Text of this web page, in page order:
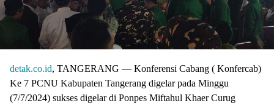
detak.co.id, TANGERANG — Konferensi Cabang ( Konfercab)
Ke 7 PCNU Kabupaten Tangerang digelar pada Minggu
(7/7/2024) sukses digelar di Ponpes Miftahul Khaer Curug